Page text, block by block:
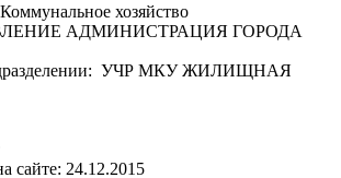
хозяйство
АДМИНИСТРАЦИЯ ГОРОДА
УЧР МКУ ЖИЛИЩНАЯ
сайте: 24.12.2015